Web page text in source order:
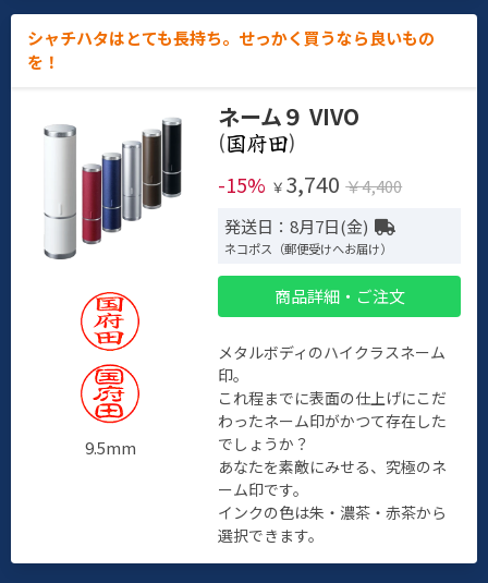
シャチハタはとても長持ち。せっかく買うなら良いもの
を！
9.5mm
ネーム９ VIVO
(
)
-15% ￥ 3,740 ￥4,400
発送日：8月7日(金)
ネコポス（郵便受けへお届け）
商品詳細・ご注文
メタルボディのハイクラスネーム
印。
これ程までに表面の仕上げにこだ
わったネーム印がかつて存在した
でしょうか？
あなたを素敵にみせる、究極のネ
ーム印です。
インクの色は朱・濃茶・赤茶から
選択できます。